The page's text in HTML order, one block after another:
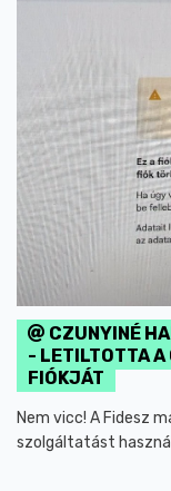
CZUNYINÉ
- LETILTOTTA A
FIÓKJÁT
Nem vicc! A Fidesz
szolgáltatást